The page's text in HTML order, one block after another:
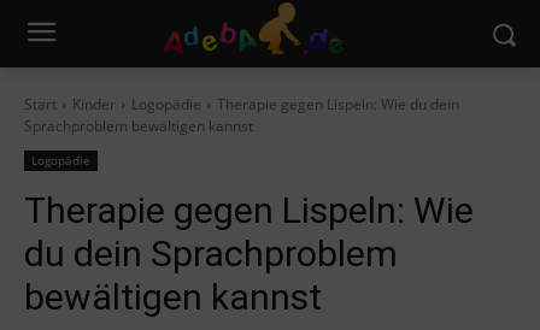
Start Kinder Logopädie
Therapie gegen Lispeln: Wie du dein
Sprachproblem bewältigen kannst
Logopädie
Therapie gegen Lispeln: Wie
du dein Sprachproblem
bewältigen kannst